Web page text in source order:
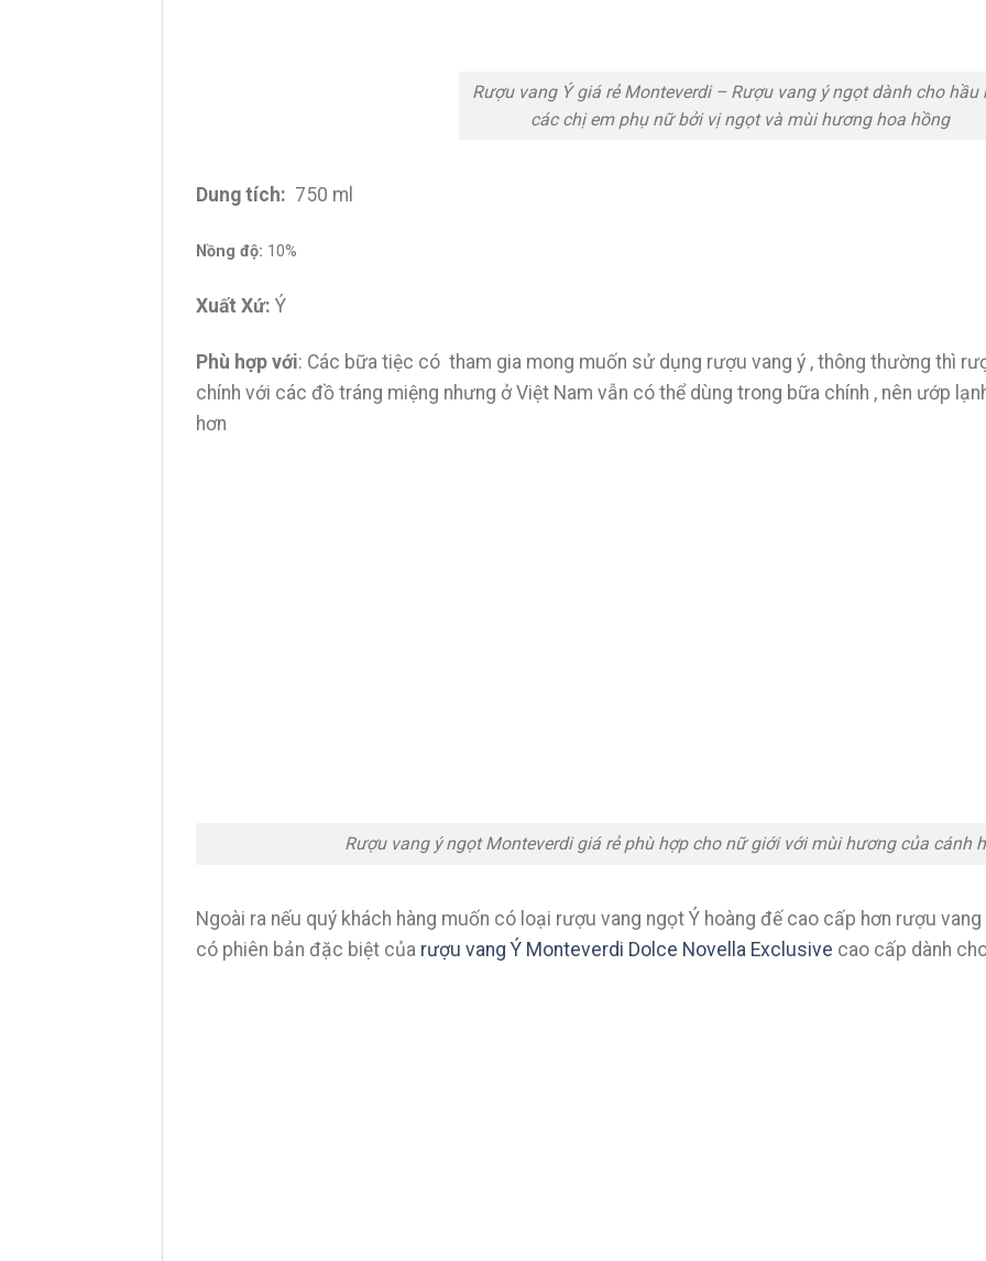
Rượu vang Ý giá rẻ Monteverdi – Rượu vang ý ngọt dành cho hầu
các chị em phụ nữ bởi vị ngọt và mùi hương hoa hồng
Dung tích: 750 ml
Nồng độ: 10%
Xuất Xứ: Ý
Phù hợp với: Các bữa tiệc có tham gia mong muốn sử dụng rượu vang ý , thông thường thì
chính với các đồ tráng miệng nhưng ở Việt Nam vẫn có thể dùng trong bữa chính , nên ướp
hơn
Rượu vang ý ngọt Monteverdi giá rẻ phù hợp cho nữ giới với mùi hương của cánh
Ngoài ra nếu quý khách hàng muốn có loại rượu vang ngọt Ý hoàng đế cao cấp hơn rượu
có phiên bản đặc biệt của rượu vang Ý Monteverdi Dolce Novella Exclusive cao cấp dành